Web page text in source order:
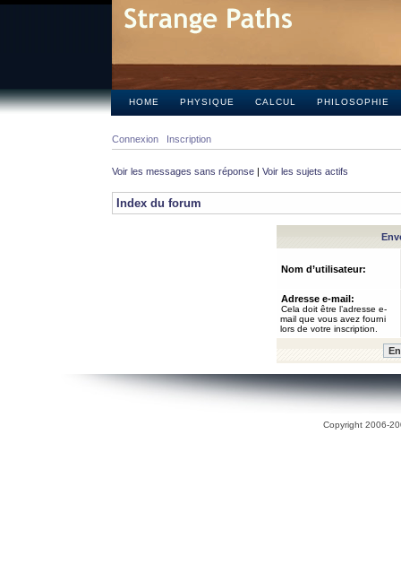
HOME PHYSIQUE CALCUL PHILOSOPHIE
Connexion Inscription
Voir les messages sans réponse | Voir les sujets actifs
Index du forum
Nom d’utilisateur:
Adresse e-mail:
Cela doit être l’adresse e-
mail que vous avez fourni
lors de votre inscription.
Copyright 2006-